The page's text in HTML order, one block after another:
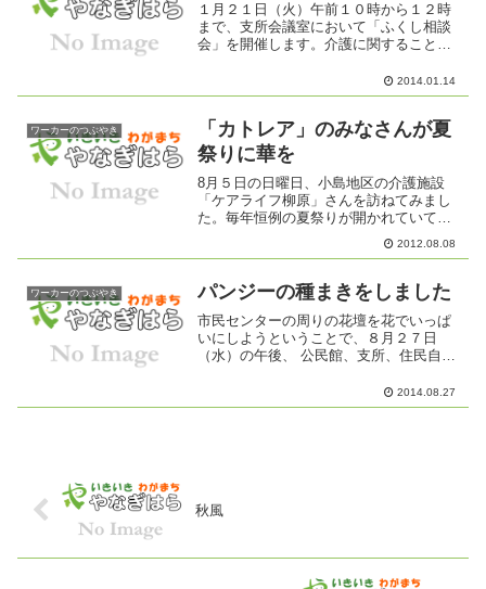
１月２１日（火）午前１０時から１２時
まで、支所会議室において「ふくし相談
会」を開催します。介護に関すること、
ご家族の方からの相談、どこに相談した
らいいかわからないことなど、お気軽に
2014.01.14
ワーカーのつぶやき
「カトレア」のみなさんが夏
祭りに華を
8月５日の日曜日、小島地区の介護施設
「ケアライフ柳原」さんを訪ねてみまし
た。毎年恒例の夏祭りが開かれていて、
地元のフラダンス「カトレア」のみなさ
んが、すばらしいフラダンスを披露して
イ！！ステキ！！入居者のみな...
2012.08.08
ワーカーのつぶやき パンジーの種まきをしました
市民センターの周りの花壇を花でいっぱ
いにしようということで、８月２７日
（水）の午後、 公民館、支所、住民自治
た。ボランティアの方も参加してくださ
り、和気あいあいと始まりました。 ま
2014.08.27
秋風